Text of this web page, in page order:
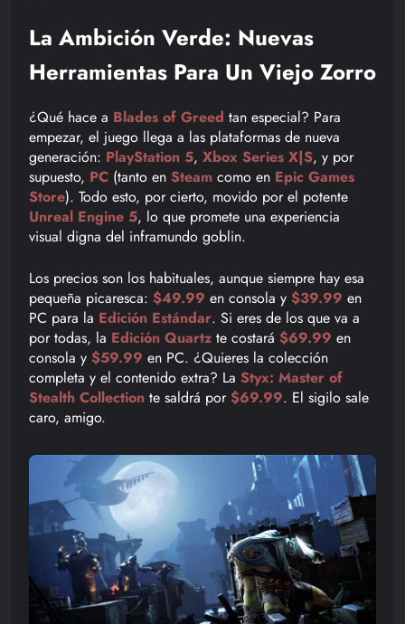
La Ambición Verde: Nuevas
Herramientas Para Un Viejo Zorro
¿Qué hace a Blades of Greed tan especial? Para
empezar, el juego llega a las plataformas de nueva
generación: PlayStation 5, Xbox Series X|S, y por
supuesto, PC (tanto en Steam como en Epic Games
Store). Todo esto, por cierto, movido por el potente
Unreal Engine 5, lo que promete una experiencia
visual digna del inframundo goblin.
Los precios son los habituales, aunque siempre hay esa
pequeña picaresca: $49.99 en consola y $39.99 en
PC para la Edición Estándar. Si eres de los que va a
por todas, la Edición Quartz te costará $69.99 en
consola y $59.99 en PC. ¿Quieres la colección
completa y el contenido extra? La Styx: Master of
Stealth Collection te saldrá por$69.99. El sigilo sale
caro, amigo.